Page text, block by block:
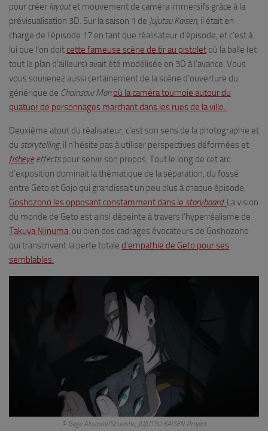
pour créer layoutet mouvement de caméra immersifs grâce à la
prévisualisation 3D. Sur la saison 1 de Jujutsu Kaisen, il était en
charge de l’épisode 17 en tant que réalisateur d’épisode, et c’est à
lui que l’on doit cette fameuse scène de tir au pistolet où la balle (et
tout le plan d’ailleurs) avait été modélisée en 3D à l’avance. Vous
vous souvenez aussi certainement de la scène d’ouverture du
générique de Chainsaw Man où la caméra tournoie autour du
quatuor de personnages marchant dans les rues de la ville.
Deuxième atout du réalisateur, c’est son sens de la photographie et
du storytelling, il n’hésite pas à utiliser perspectives déformées et
fisheyeeffectspour servir son propos. Tout le long de cet arc
d’exposition dominait la thématique de la séparation, du fossé
entre Geto et Gojo qui grandissait un peu plus à chaque épisode,
Goshozono les opposant constamment dans le storyboard. La vision
du monde de Geto est ainsi dépeinte à travers l’hyperréalisme de
Takuya Niinuma, ou bien des cadrages évocateurs de Goshozono
qui transcrivent la perte totale d’empathie de Geto pour ses
semblables.
© Gege Akutami/Shueisha, JUJUTSU KAISEN Project